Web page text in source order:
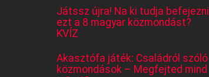
Játssz újra! Na ki tudja befejezni
ezt a 8 magyar közmondást?
KVÍZ
Akasztófa játék: Családról szóló
közmondások – Megfejted mind